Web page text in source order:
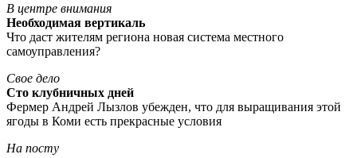
В центре внимания
Необходимая вертикаль
Что даст жителям региона новая система местного
самоуправления?
Свое дело
Сто клубничных дней
Фермер Андрей Лызлов убежден, что для выращивания этой
ягоды в Коми есть прекрасные условия
На посту